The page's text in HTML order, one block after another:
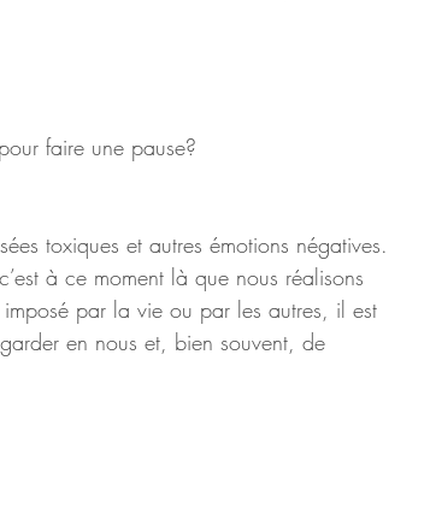
faire une pause?
toxiques et autres émotions négatives.
à ce moment là que nous réalisons
par la vie ou par les autres, il est
en nous et, bien souvent, de